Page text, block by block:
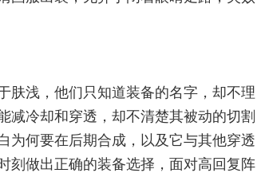
肤浅，他们只知道装备的名字，却不理
减冷却和穿透，却不清楚其被动的切割
为何要在后期合成，以及它与其他穿透
刻做出正确的装备选择，面对高回复阵